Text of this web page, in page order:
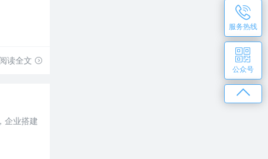
阅读全文
企业搭建
服务热线
公众号